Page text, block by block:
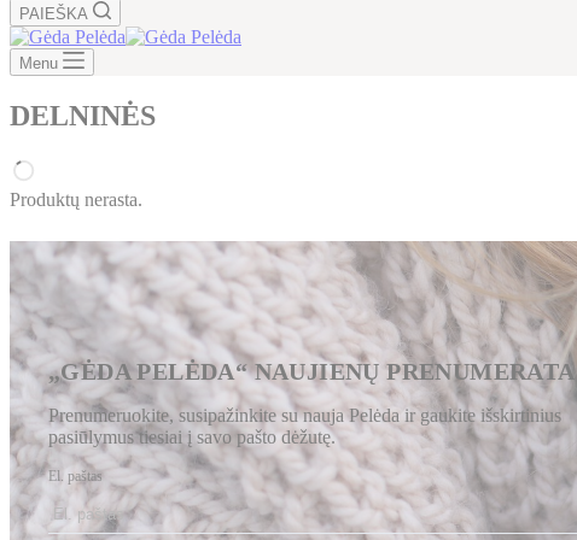
PAIEŠKA
Menu
DELNINĖS
Produktų nerasta.
„GĖDA PELĖDA“ NAUJIENŲ PRENUMERATA
Prenumeruokite, susipažinkite su nauja Pelėda ir gaukite išskirtinius
pasiūlymus tiesiai į savo pašto dėžutę.
El. paštas